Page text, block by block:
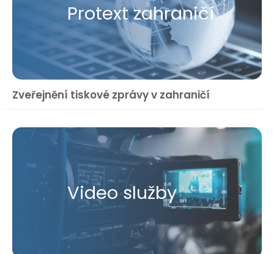
Protext zahraničí
Zveřejnění tiskové zprávy v zahraničí
Video služby